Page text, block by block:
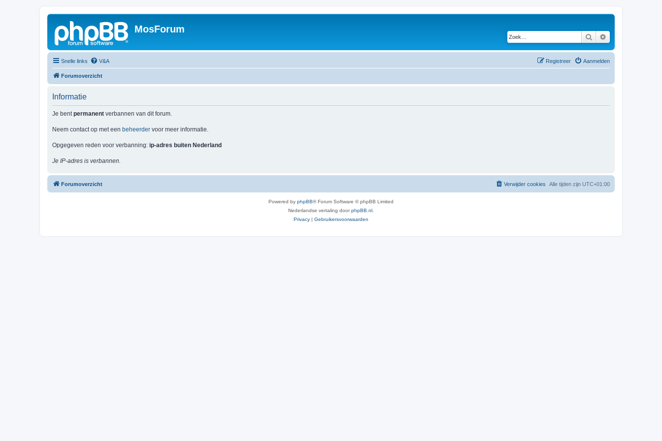
MosForum
Zoek
Snelle links V&A Aanmelden
Registreer
Forumoverzicht
Informatie
Je bentpermanent verbannen van dit forum.
Neem contact op met een beheerder voor meer informatie.
Opgegeven reden voor verbanning: ip-adres buiten Nederland
Je IP-adres is verbannen.
Forumoverzicht Alle tijden zijn UTC+01:00
Verwijder cookies
Powered by phpBB® Forum Software © phpBB Limited
Nederlandse vertaling doorphpBB.nl
Privacy | Gebruikersvoorwaarden